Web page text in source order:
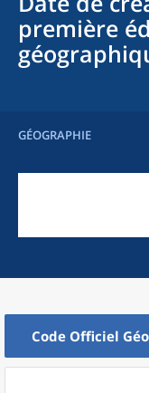
première
GÉOGRAPHIE
Code Officiel